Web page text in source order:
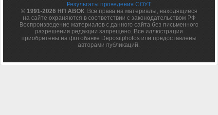
Результаты проведения СОУТ
© 1991-2026 НП АВОК. Все права на материалы, находящиеся
на сайте охраняются в соответствии с законодательством РФ
Воспроизведение материалов с данного сайта без письменного
разрешения редакции запрещено. Все иллюстрации
приобретены на фотобанке Depositphotos или предоставлены
авторами публикаций.